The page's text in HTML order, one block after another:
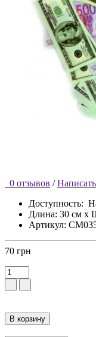
0 отзывов /
Доступность:
Длина: 30 см x
Артикул:
70 грн
В корзину